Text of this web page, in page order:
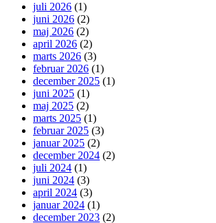
juli 2026 (1)
juni 2026 (2)
maj 2026 (2)
april 2026 (2)
marts 2026 (3)
februar 2026 (1)
december 2025 (1)
juni 2025 (1)
maj 2025 (2)
marts 2025 (1)
februar 2025 (3)
januar 2025 (2)
december 2024 (2)
juli 2024 (1)
juni 2024 (3)
april 2024 (3)
januar 2024 (1)
december 2023 (2)